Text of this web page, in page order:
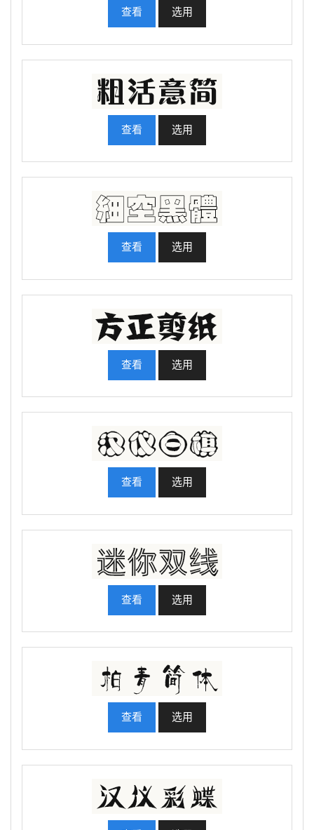
查看 选用
查看 选用
查看 选用
查看 选用
查看 选用
查看 选用
查看 选用